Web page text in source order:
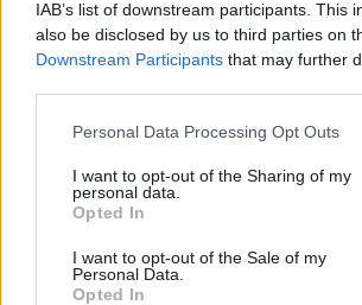
IAB’s list of downstream participants. This
also be disclosed by us to third parties on
Downstream Participants that may further
Personal Data Processing Opt Outs
I want to opt-out of the Sharing of my
personal data.
Opted In
I want to opt-out of the Sale of my
Personal Data.
Opted In
3 réflexions sur «Réduisez
d’Électricité: Gadgets
binancedit :
Can you be more specific
content of your article? After